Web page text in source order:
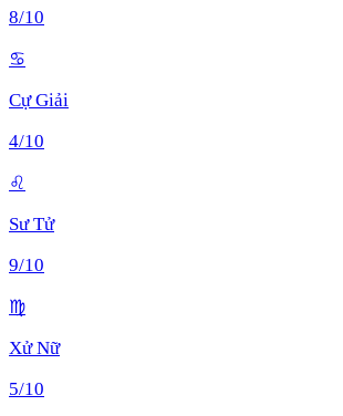
8/10
♋
Cự Giải
4/10
♌
Sư Tử
9/10
♍
Xử Nữ
5/10